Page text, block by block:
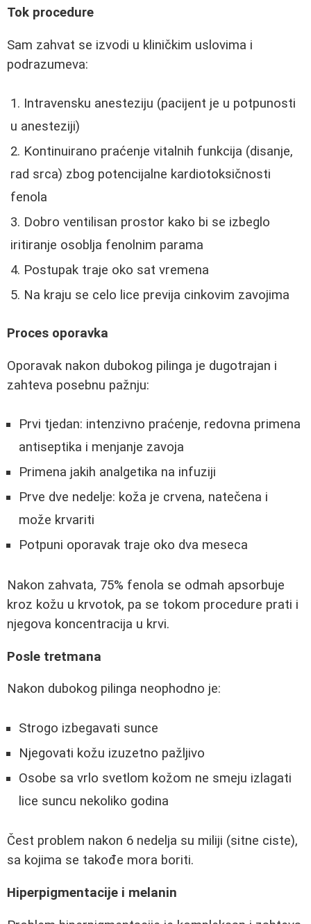
Tok procedure
Sam zahvat se izvodi u kliničkim uslovima i
podrazumeva:
Intravensku anesteziju (pacijent je u potpunosti
u anesteziji)
Kontinuirano praćenje vitalnih funkcija (disanje,
rad srca) zbog potencijalne kardiotoksičnosti
fenola
Dobro ventilisan prostor kako bi se izbeglo
iritiranje osoblja fenolnim parama
Postupak traje oko sat vremena
Na kraju se celo lice previja cinkovim zavojima
Proces oporavka
Oporavak nakon dubokog pilinga je dugotrajan i
zahteva posebnu pažnju:
Prvi tjedan: intenzivno praćenje, redovna primena
antiseptika i menjanje zavoja
Primena jakih analgetika na infuziji
Prve dve nedelje: koža je crvena, natečena i
može krvariti
Potpuni oporavak traje oko dva meseca
Nakon zahvata, 75% fenola se odmah apsorbuje
kroz kožu u krvotok, pa se tokom procedure prati i
njegova koncentracija u krvi.
Posle tretmana
Nakon dubokog pilinga neophodno je:
Strogo izbegavati sunce
Njegovati kožu izuzetno pažljivo
Osobe sa vrlo svetlom kožom ne smeju izlagati
lice suncu nekoliko godina
Čest problem nakon 6 nedelja su miliji (sitne ciste),
sa kojima se takođe mora boriti.
Hiperpigmentacije i melanin